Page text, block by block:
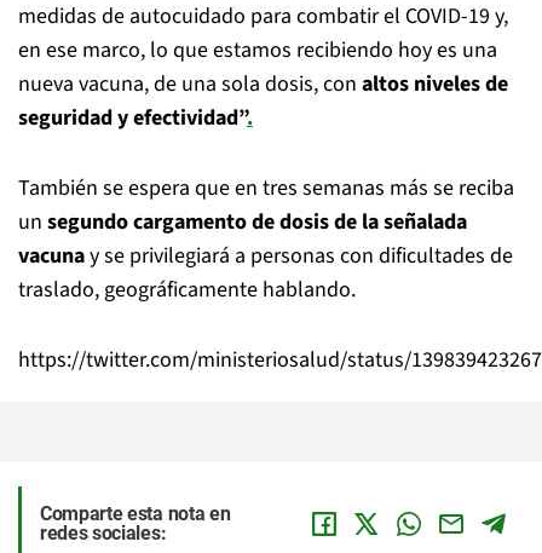
medidas de autocuidado para combatir el COVID-19 y,
en ese marco, lo que estamos recibiendo hoy es una
nueva vacuna, de una sola dosis, con altos niveles de
seguridad y efectividad”.
También se espera que en tres semanas más se reciba
un segundo cargamento de dosis de la señalada
vacunay se privilegiará a personas con dificultades de
traslado, geográficamente hablando.
https://twitter.com/ministeriosalud/status/
Comparte esta nota en
redes sociales: